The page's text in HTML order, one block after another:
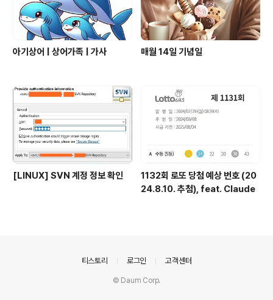
아기상어 | 상어가족 | 가사 매월 14일 기념일
[LINUX] SVN 계정 정보 확인
1132회 로또 당첨 예상 번호 (20
24.8.10. 추첨), feat. Claude
티스토리 로그인 고객센터
© Daum Corp.